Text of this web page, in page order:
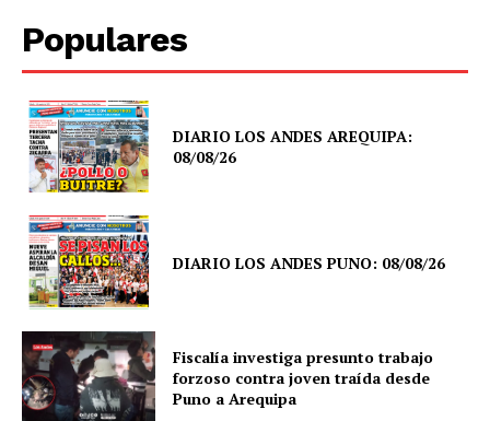
Populares
DIARIO LOS ANDES AREQUIPA:
08/08/26
DIARIO LOS ANDES PUNO: 08/08/26
Fiscalía investiga presunto trabajo
forzoso contra joven traída desde
Puno a Arequipa